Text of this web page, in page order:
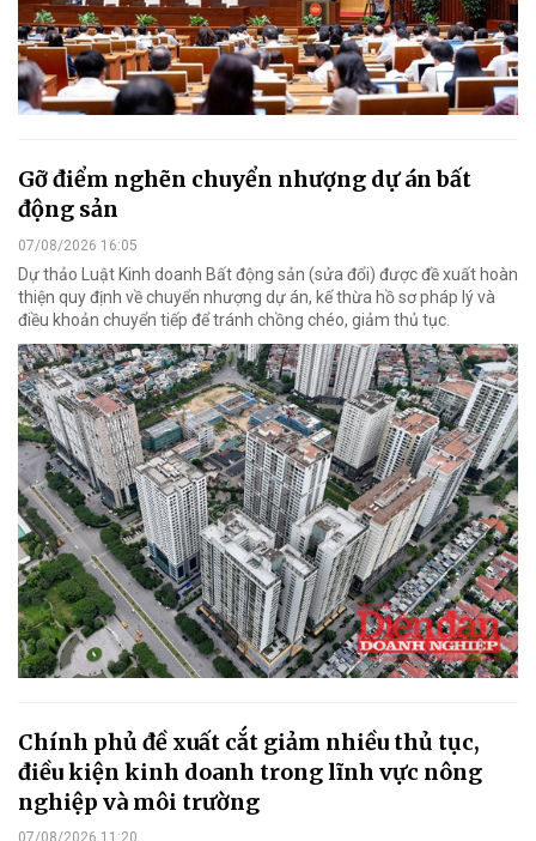
Gỡ điểm nghẽn chuyển nhượng dự án bất
động sản
07/08/2026 16:05
Dự thảo Luật Kinh doanh Bất động sản (sửa đổi) được đề xuất hoàn
thiện quy định về chuyển nhượng dự án, kế thừa hồ sơ pháp lý và
điều khoản chuyển tiếp để tránh chồng chéo, giảm thủ tục.
Chính phủ đề xuất cắt giảm nhiều thủ tục,
điều kiện kinh doanh trong lĩnh vực nông
nghiệp và môi trường